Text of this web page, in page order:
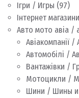
Ігри / Игры (97)
Інтернет
Авто мото авіа /
Авіакомпанії
Автомобілі /
Вантажівки /
Мотоцикли /
Шини / Шины и